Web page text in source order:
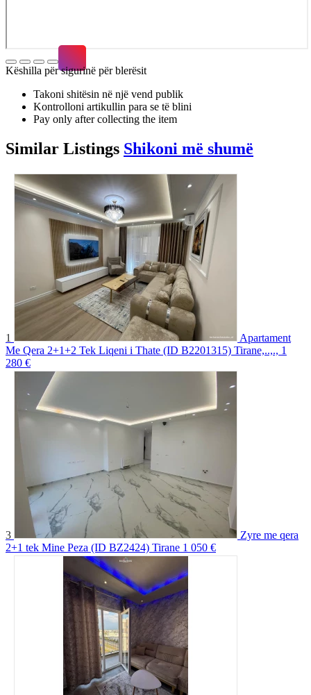
Këshilla për sigurinë për blerësit
Takoni shitësin në një vend publik
Kontrolloni artikullin para se të blini
Pay only after collecting the item
Similar Listings Shikoni më shumë
1
Apartament
Me Qera 2+1+2 Tek Liqeni i Thate (ID B2201315) Tirane,..,., 1
280 €
3
Zyre me qera
2+1 tek Mine Peza (ID BZ2424) Tirane 1 050 €